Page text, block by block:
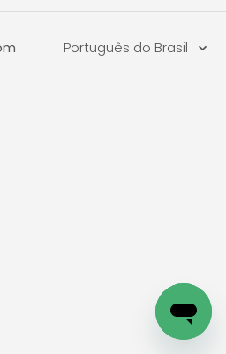
Português do Brasil